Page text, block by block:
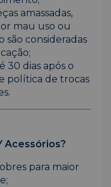
amassadas,
mau uso ou
são consideradas
30 dias após o
política de trocas
Acessórios?
para maior